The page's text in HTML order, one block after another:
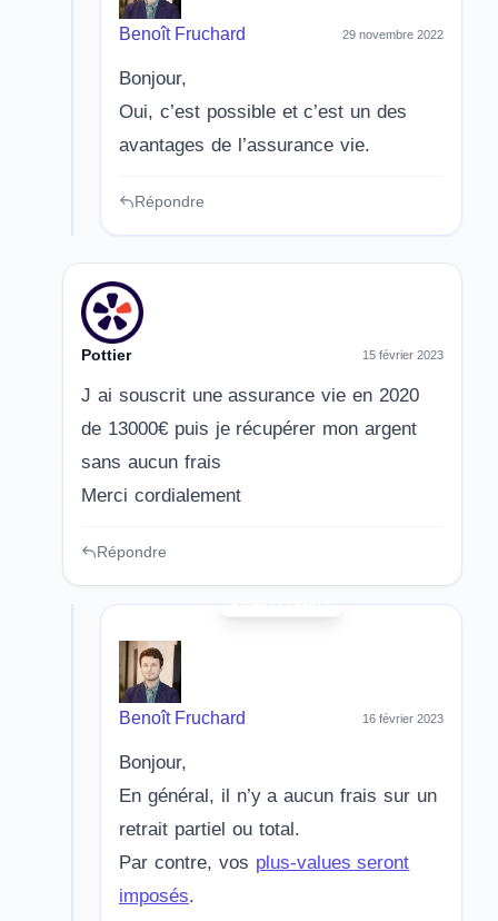
Benoît Fruchard 29 novembre 2022
Bonjour,
Oui, c’est possible et c’est un des
avantages de l’assurance vie.
Répondre
Pottier 15 février 2023
J ai souscrit une assurance vie en 2020
de 13000€ puis je récupérer mon argent
sans aucun frais
Merci cordialement
Répondre
Benoît Fruchard 16 février 2023
Bonjour,
En général, il n’y a aucun frais sur un
retrait partiel ou total.
Par contre, vos plus-values seront
imposés.